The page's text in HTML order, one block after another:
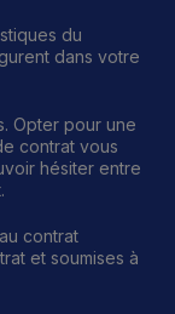
du
dans votre
Opter pour une
contrat vous
hésiter entre
contrat
et soumises à